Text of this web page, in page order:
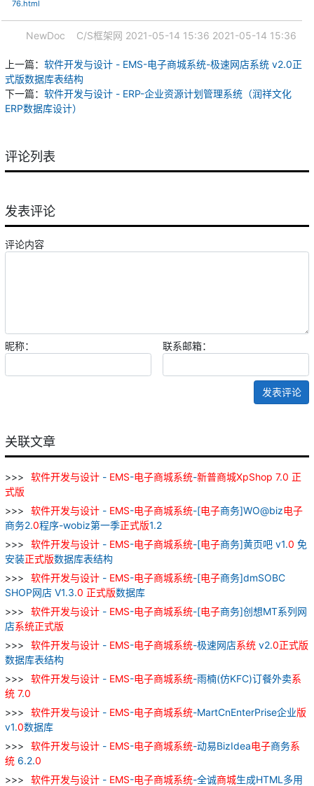
76.html
NewDoc C/S框架网 2021-05-14 15:36 2021-05-14 15:36
上一篇： 软件开发与设计 - EMS-电子商城系统-极速网店系统 v2.0正
式版数据库表结构
下一篇： 软件开发与设计 - ERP-企业资源计划管理系统（润祥文化
ERP数据库设计）
评论列表
发表评论
评论内容
昵称： 联系邮箱：
发表评论
关联文章
软件开发与设计 - EMS-电子商城系统-新普商城XpShop 7.0 正
式版
软件开发与设计 - EMS-电子商城系统-[电子商务]WO@biz电子
商务2.0程序-wobiz第一季正式版1.2
软件开发与设计 - EMS-电子商城系统-[电子商务]黄页吧 v1.0 免
安装正式版数据库表结构
软件开发与设计 - EMS-电子商城系统-[电子商务]dmSOBC
SHOP网店 V1.3.0 正式版数据库
软件开发与设计 - EMS-电子商城系统-[电子商务]创想MT系列网
店系统正式版
软件开发与设计 - EMS-电子商城系统-极速网店系统 v2.0正式版
数据库表结构
软件开发与设计 - EMS-电子商城系统-雨楠(仿KFC)订餐外卖系
统 7.0
软件开发与设计 - EMS-电子商城系统-MartCnEnterPrise企业版
v1.0数据库
软件开发与设计 - EMS-电子商城系统-动易BizIdea电子商务系
统 6.2.0
软件开发与设计 - EMS-电子商城系统-全诚商城生成HTML多用